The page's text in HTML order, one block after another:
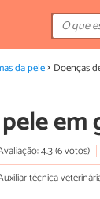
da pele Doenças
em
4.3 (6 votos)
técnica